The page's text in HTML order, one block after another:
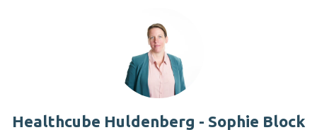
Healthcube Huldenberg - Sophie Block